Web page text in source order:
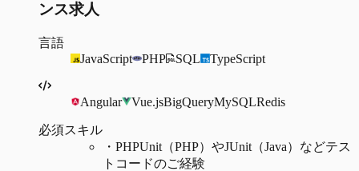
ンス求人
言語
JavaScript
PHP SQL TypeScript
Angular Vue.jsBigQueryMySQLRedis
必須スキル
・ PHPUnit（PHP）やJUnit（Java）などテス
トコードのご経験